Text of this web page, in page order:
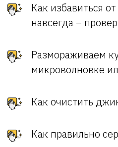
Как избавиться
навсегда –
Размораживаем
микроволновке
Как очистить
Как правильно